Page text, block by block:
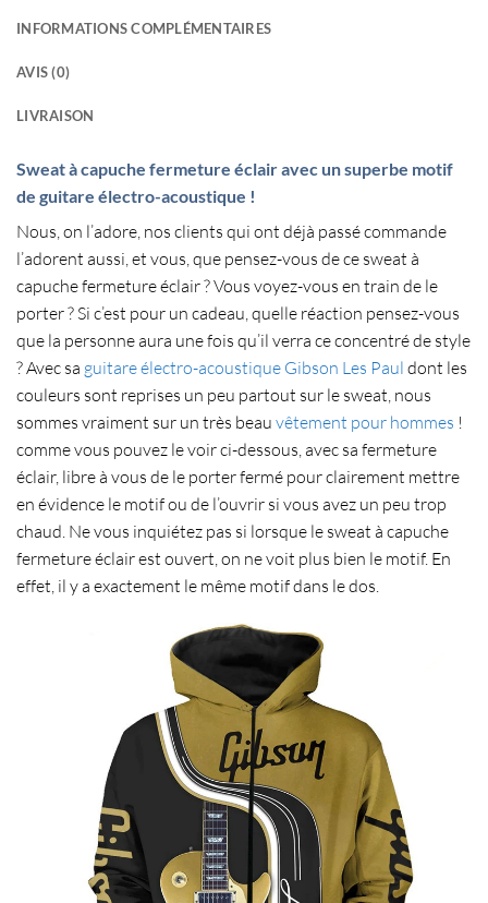
INFORMATIONS COMPLÉMENTAIRES
AVIS (0)
LIVRAISON
Sweat à capuche fermeture éclair avec un superbe motif
de guitare électro-acoustique !
Nous, on l’adore, nos clients qui ont déjà passé commande
l’adorent aussi, et vous, que pensez-vous de ce sweat à
capuche fermeture éclair? Vous voyez-vous en train de le
porter ? Si c’est pour un cadeau, quelle réaction pensez-vous
que la personne aura une fois qu’il verra ce concentré de style
? Avec sa guitare électro-acoustique Gibson Les Paul dont les
couleurs sont reprises un peu partout sur le sweat, nous
sommes vraiment sur un très beau vêtement pour hommes !
comme vous pouvez le voir ci-dessous, avec sa fermeture
éclair, libre à vous de le porter fermé pour clairement mettre
en évidence le motif ou de l’ouvrir si vous avez un peu trop
chaud. Ne vous inquiétez pas si lorsque le sweat à capuche
fermeture éclairest ouvert, on ne voit plus bien le motif. En
effet, il y a exactement le même motif dans le dos